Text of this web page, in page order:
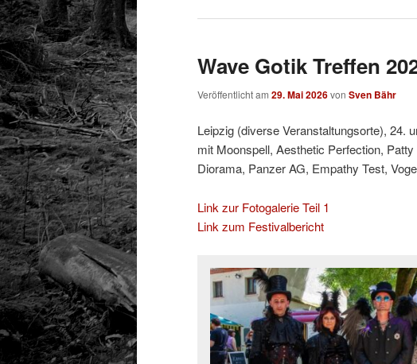
Wave Gotik Treffen
Veröffentlicht am 29. Mai 2026von Sven Bähr
Leipzig (diverse Veranstaltungsorte), 24.
mit Moonspell, Aesthetic Perfection,
Diorama, Panzer AG, Empathy Test,
Link zur Fotogalerie Teil 1
Link zum Festivalbericht